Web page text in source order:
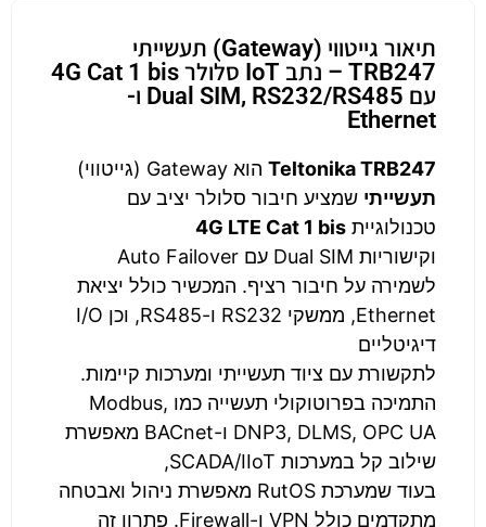
תיאור גייטווי (Gateway) תעשייתי
TRB247 – נתב IoT סלולר 4G Cat 1 bis
עם Dual SIM, RS232/RS485 ו-
Ethernet
Teltonika TRB247 הוא Gateway (גייטווי)
תעשייתי שמציע חיבור סלולר יציב עם
טכנולוגיית 4G LTE Cat 1 bis
וקישוריות Dual SIM עם Auto Failover
לשמירה על חיבור רציף. המכשיר כולל יציאת
Ethernet, ממשקי RS232 ו-RS485, וכן I/O
דיגיטליים
לתקשורת עם ציוד תעשייתי ומערכות קיימות.
התמיכה בפרוטוקולי תעשייה כמו Modbus,
DNP3, DLMS, OPC UA ו-BACnet מאפשרת
שילוב קל במערכות SCADA/IIoT,
בעוד שמערכת RutOS מאפשרת ניהול ואבטחה
מתקדמים כולל VPN ו-Firewall. פתרון זה